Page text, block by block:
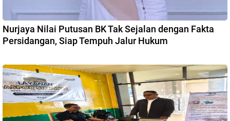
Nurjaya Nilai Putusan BK Tak Sejalan dengan Fakta
Persidangan, Siap Tempuh Jalur Hukum